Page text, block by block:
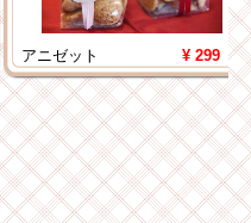
アニゼット ¥ 299